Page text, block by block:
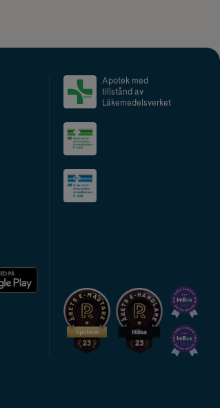
Apotek med
tillstånd av
Läkemedelsverket
2024